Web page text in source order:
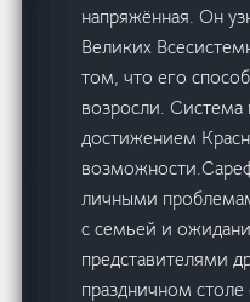
напряжённая. Он
Великих
том, что его
возросли. Система
достижением
личными
с семьей и
представителями
праздничном